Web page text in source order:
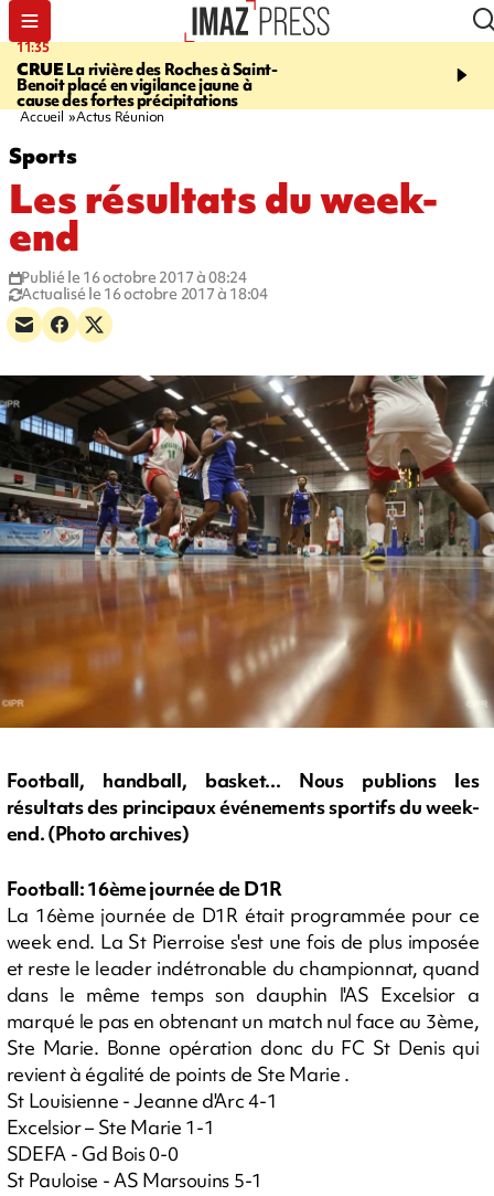
11:35
CRUELa rivière des Roches à Saint-
Benoit placé en vigilance jaune à
cause des fortes précipitations
11:57
Le
Papang a repris du
Accueil Actus Réunion
Sports
Les résultats du week-
end
Publié le 16 octobre 2017 à 08:24
Actualisé le 16 octobre 2017 à 18:04
Football, handball, basket... Nous publions les
résultats des principaux événements sportifs du week-
end. (Photo archives)
Football: 16ème journée de D1R
La 16ème journée de D1R était programmée pour ce
week end. La St Pierroise s'est une fois de plus imposée
et reste le leader indétronable du championnat, quand
dans le même temps son dauphin l'AS Excelsior a
marqué le pas en obtenant un match nul face au 3ème,
Ste Marie. Bonne opération donc du FC St Denis qui
revient à égalité de points de Ste Marie .
St Louisienne - Jeanne d'Arc 4-1
Excelsior – Ste Marie 1-1
SDEFA - Gd Bois 0-0
St Pauloise - AS Marsouins 5-1